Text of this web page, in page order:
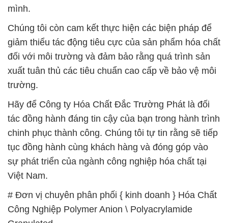
mình.
Chúng tôi còn cam kết thực hiện các biện pháp để
giảm thiểu tác động tiêu cực của sản phẩm hóa chất
đối với môi trường và đảm bảo rằng quá trình sản
xuất tuân thủ các tiêu chuẩn cao cấp về bảo vệ môi
trường.
Hãy để Công ty Hóa Chất Đắc Trường Phát là đối
tác đồng hành đáng tin cậy của bạn trong hành trình
chinh phục thành công. Chúng tôi tự tin rằng sẽ tiếp
tục đồng hành cùng khách hàng và đóng góp vào
sự phát triển của ngành công nghiệp hóa chất tại
Việt Nam.
# Đơn vị chuyên phân phối { kinh doanh } Hóa Chất
Công Nghiệp Polymer Anion \ Polyacrylamide